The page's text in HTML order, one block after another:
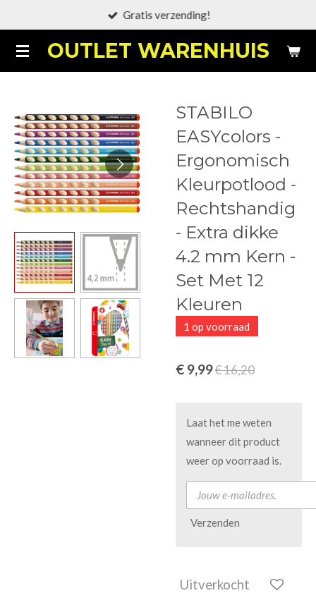
naar
de
OUTLET WARENHUIS
Gratis verzending!
STABILO
EASYcolors -
Ergonomisch
Kleurpotlood -
Rechtshandig
- Extra dikke
4.2 mm Kern -
Set Met 12
Kleuren
1 op voorraad
€ 9,99€ 16,20
Laat het me weten
wanneer dit product
weer op voorraad is.
Verzenden
Uitverkocht